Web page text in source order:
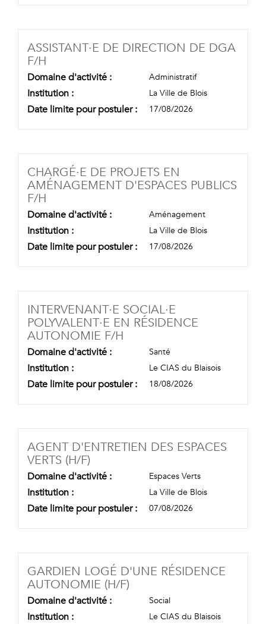
ASSISTANT·E DE DIRECTION DE DGA
F/H
Domaine d'activité : Administratif
Institution : La Ville de Blois
Date limite pour postuler : 17/08/2026
CHARGÉ·E DE PROJETS EN
AMÉNAGEMENT D'ESPACES PUBLICS
F/H
Domaine d'activité : Aménagement
Institution : La Ville de Blois
Date limite pour postuler : 17/08/2026
INTERVENANT·E SOCIAL·E
POLYVALENT·E EN RÉSIDENCE
AUTONOMIE F/H
Domaine d'activité : Santé
Institution : Le CIAS du Blaisois
Date limite pour postuler : 18/08/2026
AGENT D'ENTRETIEN DES ESPACES
VERTS (H/F)
Domaine d'activité : Espaces Verts
Institution : La Ville de Blois
Date limite pour postuler : 07/08/2026
GARDIEN LOGÉ D'UNE RÉSIDENCE
AUTONOMIE (H/F)
Domaine d'activité : Social
Institution : Le CIAS du Blaisois